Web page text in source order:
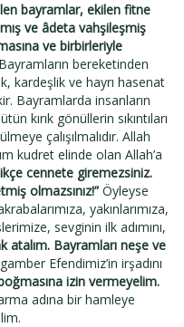
bayramlar, ekilen fitne
ve âdeta vahşileşmiş
ve birbirleriyle
Bayramların bereketinden
kardeşlik ve hayrı hasenat
Bayramlarda insanların
kırık gönüllerin sıkıntıları
çalışılmalıdır. Allah
kudret elinde olan Allah’a
cennete giremezsiniz.
olmazsınız!”Öyleyse
yakınlarımıza,
sevginin ilk adımını,
atalım. Bayramları neşe ve
Efendimiz’in irşadını
izin vermeyelim.
adına bir hamleye